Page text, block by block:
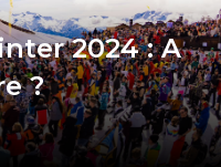
2024 : A
?